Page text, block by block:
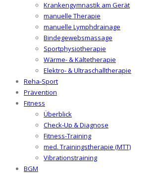
Krankengymnastik am Gerät
manuelle Therapie
manuelle Lymphdrainage
Bindegewebsmassage
Sportphysiotherapie
Wärme- & Kältetherapie
Elektro- & Ultraschalltherapie
Reha-Sport
Prävention
Fitness
Überblick
Check-Up & Diagnose
Fitness-Training
med. Trainingstherapie (MTT)
Vibrationstraining
BGM